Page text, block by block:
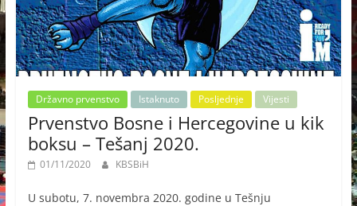
Državno prvenstvo Istaknuto Posljednje Vijesti
Prvenstvo Bosne i Hercegovine u kik
boksu – Tešanj 2020.
01/11/2020 KBSBiH
U subotu, 7. novembra 2020. godine u Tešnju